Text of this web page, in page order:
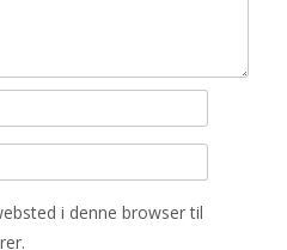
i denne browser til